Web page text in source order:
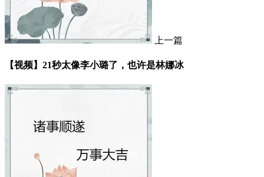
上一篇
【视频】21秒太像李小璐了，也许是林娜冰